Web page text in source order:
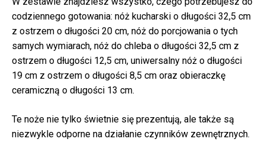
codziennego gotowania: nóż kucharski o długości 32,5 cm
z ostrzem o długości 20 cm, nóż do porcjowania o tych
samych wymiarach, nóż do chleba o długości 32,5 cm z
ostrzem o długości 12,5 cm, uniwersalny nóż o długości
19 cm z ostrzem o długości 8,5 cm oraz obieraczkę
ceramiczną o długości 13 cm.
Te noże nie tylko świetnie się prezentują, ale także są
niezwykle odporne na działanie czynników zewnętrznych.